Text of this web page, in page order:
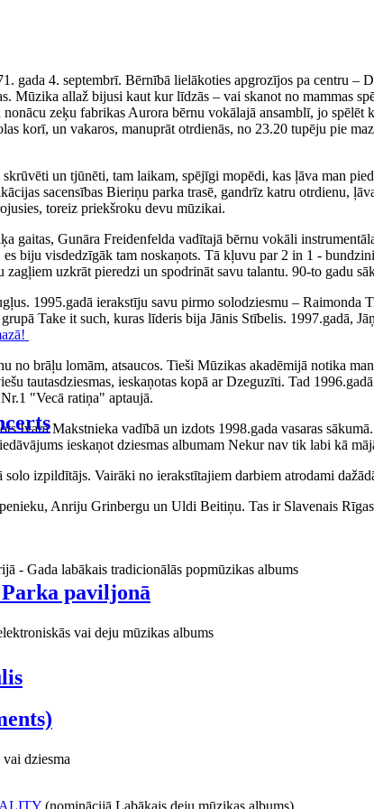
paviljonā
gada 4. septembrī. Bērnībā lielākoties apgrozījos pa centru
Mūzika allaž bijusi kaut kur līdzās – vai skanot no mammas
zeķu fabrikas Aurora bērnu vokālajā ansamblī, jo
korī, un vakaros, manuprāt otrdienās, no 23.20 tupēju pie
un tjūnēti, tam laikam, spējīgi mopēdi, kas ļāva man
sacensības Bieriņu parka trasē, gandrīz katru otrdienu,
toreiz priekšroku devu mūzikai.
gaitas, Gunāra Freidenfelda vadītajā bērnu vokāli
biju visdedzīgāk tam noskaņots. Tā kļuvu par 2 in 1 -
uzkrāt pieredzi un spodrināt savu talantu. 90-to gadu
1995.gadā ierakstīju savu pirmo solodziesmu –
Take it such, kuras līderis bija Jānis Stībelis. 1997.gadā,
brāļu lomām, atsaucos. Tieši Mūzikas akadēmijā notika
tautasdziesmas, ieskaņotas kopā ar Dzeguzīti. Tad
"Vecā ratiņa" aptaujā.
Ivara Makstnieka vadībā un izdots 1998.gada vasaras
ieskaņot dziesmas albumam Nekur nav tik labi kā
izpildītājs. Vairāki no ierakstītajiem darbiem atrodami
Anriju Grinbergu un Uldi Beitiņu. Tas ir Slavenais
- Gada labākais tradicionālās popmūzikas albums
vai deju mūzikas albums
dziesma
(nominācijā Labākais deju mūzikas albums)